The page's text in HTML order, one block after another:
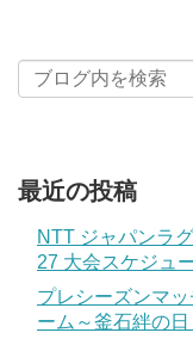
最近の投稿
NTT ジャパンラ
27 大会スケジュ
プレシーズンマ
ーム～釜石絆の日